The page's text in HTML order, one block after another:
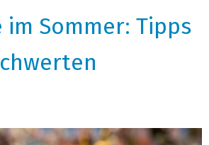
im Sommer: Tipps